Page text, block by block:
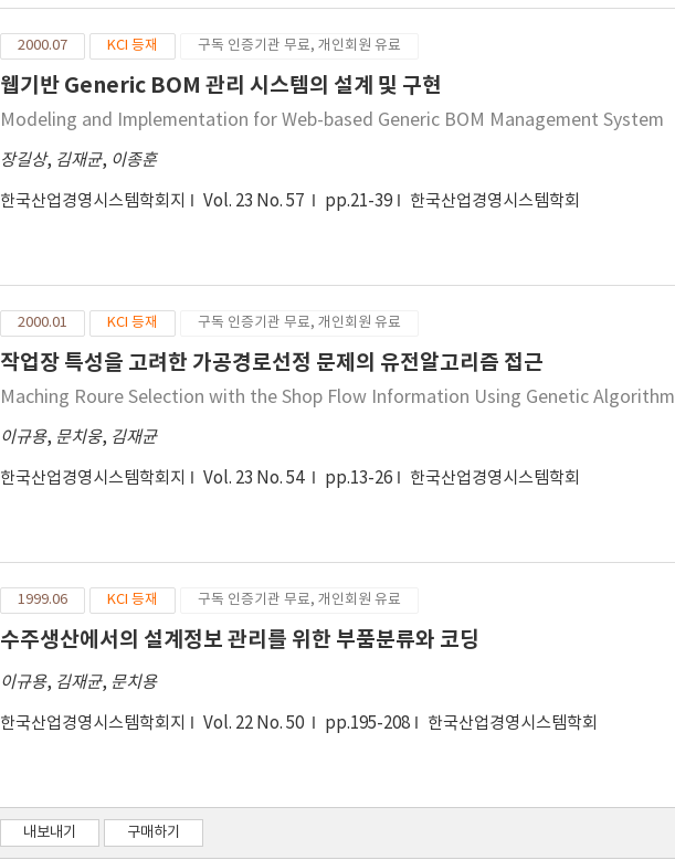
2000.07 KCI 등재 구독 인증기관 무료, 개인회원 유료
웹기반 Generic BOM 관리 시스템의 설계 및 구현
Modeling and Implementation for Web-based Generic BOM Management System
장길상, 김재균, 이종훈
한국산업경영시스템학회지 Vol. 23 No. 57 pp.21-39 한국산업경영시스템학회
2000.01 KCI 등재 구독 인증기관 무료, 개인회원 유료
작업장 특성을 고려한 가공경로선정 문제의 유전알고리즘 접근
Maching Roure Selection with the Shop Flow Information Using Genetic Algorithm
이규용, 문치웅, 김재균
한국산업경영시스템학회지 Vol. 23 No. 54 pp.13-26 한국산업경영시스템학회
1999.06 KCI 등재 구독 인증기관 무료, 개인회원 유료
수주생산에서의 설계정보 관리를 위한 부품분류와 코딩
이규용, 김재균, 문치용
한국산업경영시스템학회지 Vol. 22 No. 50 pp.195-208 한국산업경영시스템학회
내보내기 구매하기